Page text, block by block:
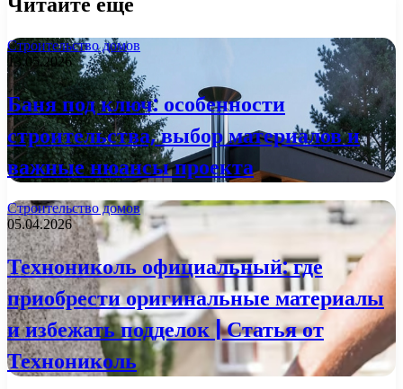
Строительство домов
13.05.2026
Баня под ключ: особенности
строительства, выбор материалов и
важные нюансы проекта
Строительство домов
05.04.2026
Технониколь официальный: где
приобрести оригинальные материалы
и избежать подделок | Статья от
Технониколь